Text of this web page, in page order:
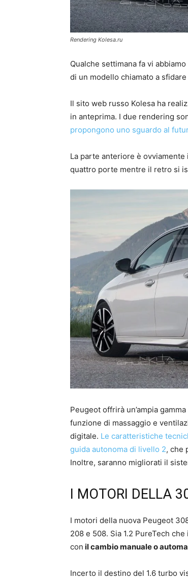
Rendering Kolesa.ru
Qualche settimana fa vi
di un modello chiamato a
Il sito web russo Kolesa ha
in anteprima. I due rendering
propongono uno sguardo al
La parte anteriore è
quattro porte mentre il retro si
Peugeot offrirà un’ampia
funzione di massaggio e
digitale. Le caratteristiche
guida autonoma di livello 2, che
Inoltre, saranno migliorati il
I MOTORI DELLA
I motori della nuova Peugeot
208 e 508. Sia 1.2 PureTech
con il cambio manuale o
Incerto il destino del 1.6 turbo